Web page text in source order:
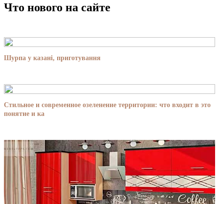
Что нового на сайте
Шурпа у казані, приготування
Стильное и современное озеленение территории: что входит в это
понятие и ка